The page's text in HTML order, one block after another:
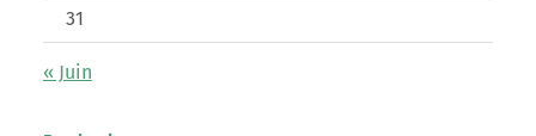
31
« Juin